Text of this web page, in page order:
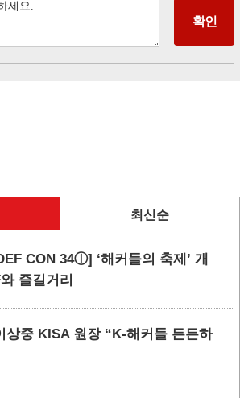
최신순
CON 34ⓛ] ‘해커들의 축제’ 개
즐길거리
상중 KISA 원장 “K-해커들 든든하